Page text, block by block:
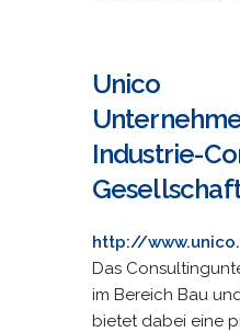
Unico
Industrie-
http://
Das
im Bereich Bau
bietet dabei eine